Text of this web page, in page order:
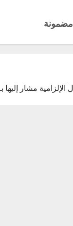
مضمونة
الإلزامية مشار إليها